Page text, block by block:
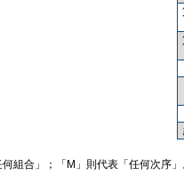
組合」；「M」則代表「任何次序